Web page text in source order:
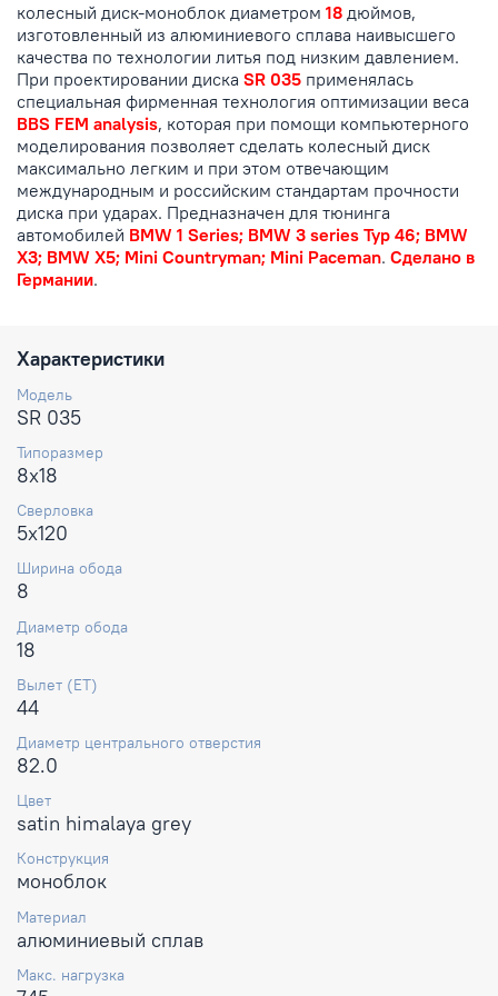
колесный диск-моноблок диаметром 18 дюймов,
изготовленный из алюминиевого сплава наивысшего
качества по технологии литья под низким давлением.
При проектировании диска SR 035 применялась
специальная фирменная технология оптимизации веса
BBS FEM analysis, которая при помощи компьютерного
моделирования позволяет сделать колесный диск
максимально легким и при этом отвечающим
международным и российским стандартам прочности
диска при ударах. Предназначен для тюнинга
автомобилей BMW 1 Series; BMW 3 series Typ 46; BMW
X3; BMW X5; Mini Countryman; Mini Paceman. Сделано в
Германии.
Характеристики
Модель
SR 035
Типоразмер
8x18
Сверловка
5x120
Ширина обода
8
Диаметр обода
18
Вылет (ET)
44
Диаметр центрального отверстия
82.0
Цвет
satin himalaya grey
Конструкция
моноблок
Материал
алюминиевый сплав
Макс. нагрузка